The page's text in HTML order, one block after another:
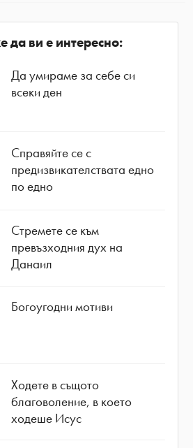
да ви е интересно:
Да умираме за себе си
всеки ден
Справяйте се с
предизвикателствата едно
по едно
Стремете се към
превъзходния дух на
Данаил
Богоугодни мотиви
Ходете в същото
благоволение, в което
ходеше Исус